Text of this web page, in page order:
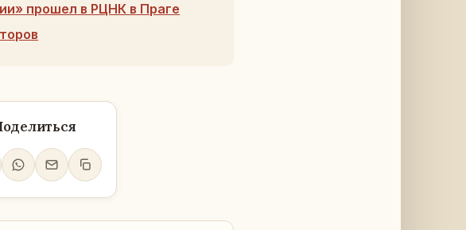
прошел в РЦНК в Праге